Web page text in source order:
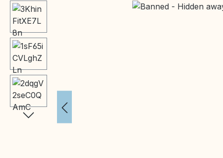
Bildergalerie überspringen